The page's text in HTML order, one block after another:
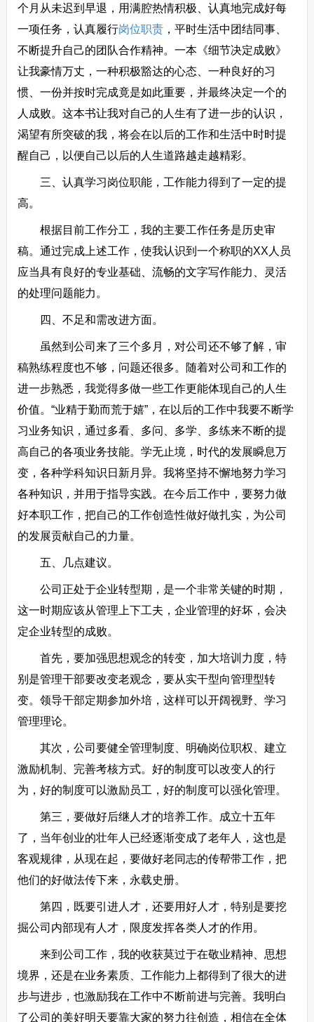
个月从未迟到早退，用满腔热情积极、认真地完成好每
一项任务，认真履行岗位职责，平时生活中团结同事、
不断提升自己的团队合作精神。一本《细节决定成败》
让我豪情万丈，一种积极豁达的心态、一种良好的习
惯、一份并按时完成竟是如此重要，并最终决定一个的
人成败。这本书让我对自己的人生有了进一步的认识，
渴望有所突破的我，将会在以后的工作和生活中时时提
醒自己，以便自己以后的人生道路越走越精彩。
三、认真学习岗位职能，工作能力得到了一定的提
高。
根据目前工作分工，我的主要工作任务是历史审
稿。通过完成上述工作，使我认识到一个称职的XX人员
应当具有良好的专业基础、流畅的文字写作能力、灵活
的处理问题能力。
四、不足和需改进方面。
虽然到公司来了三个多月，对公司还不够了解，审
稿熟练程度也不够，问题还很多。随着对公司和工作的
进一步熟悉，我觉得多做一些工作更能体现自己的人生
价值。“业精于勤而荒于嬉”，在以后的工作中我要不断学
习业务知识，通过多看、多问、多学、多练来不断的提
高自己的各项业务技能。学无止境，时代的发展瞬息万
变，各种学科知识日新月异。我将坚持不懈地努力学习
各种知识，并用于指导实践。在今后工作中，要努力做
好本职工作，把自己的工作创造性做好做扎实，为公司
的发展贡献自己的力量。
五、几点建议。
公司正处于企业转型期，是一个非常关键的时期，
这一时期应该从管理上下工夫，企业管理的好坏，会决
定企业转型的成败。
首先，要加强思想观念的转变，加大培训力度，特
别是管理干部要改变老观念，要从实干型向管理型转
变。领导干部定期参加外培，这样可以开阔视野、学习
管理理论。
其次，公司要健全管理制度、明确岗位职权、建立
激励机制、完善考核方式。好的制度可以改变人的行
为，好的制度可以激励员工，好的制度可以强化管理。
第三，要做好后继人才的培养工作。成立十五年
了，当年创业的壮年人已经逐渐变成了老年人，这也是
客观规律，从现在起，要做好老同志的传帮带工作，把
他们的好做法传下来，永载史册。
第四，既要引进人才，还要用好人才，特别是要挖
掘公司内部现有人才，限度发挥各类人才的作用。
来到公司工作，我的收获莫过于在敬业精神、思想
境界，还是在业务素质、工作能力上都得到了很大的进
步与进步，也激励我在工作中不断前进与完善。我明白
了公司的美好明天要靠大家的努力往创造，相信在全体